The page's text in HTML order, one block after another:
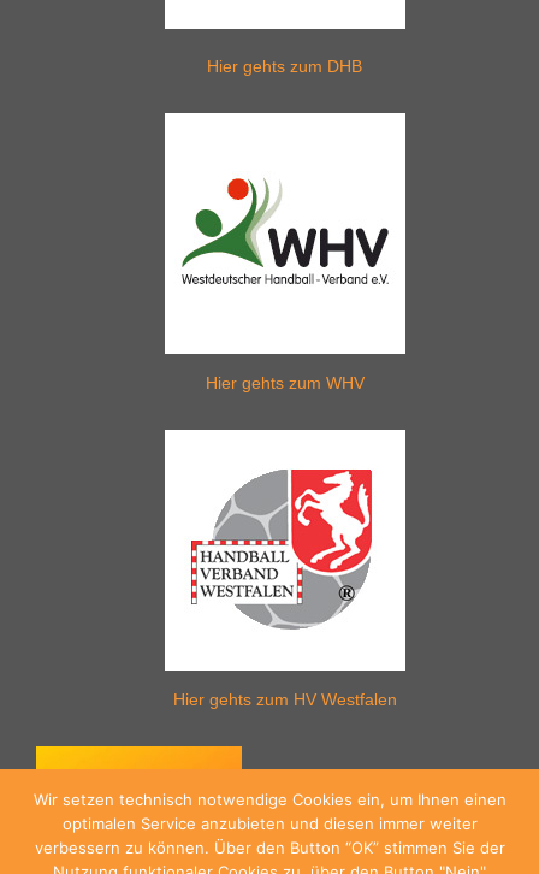
Hier gehts zum DHB
Hier gehts zum WHV
Hier gehts zum HV Westfalen
Wir setzen technisch notwendige Cookies ein, um Ihnen einen
optimalen Service anzubieten und diesen immer weiter
verbessern zu können. Über den Button “OK” stimmen Sie der